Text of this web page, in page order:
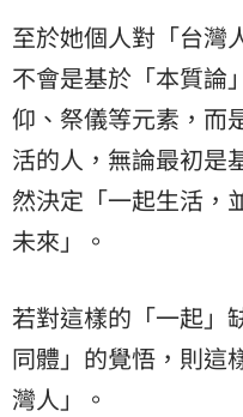
至於她個人對「台灣
不會是基於「本質論
仰、祭儀等元素，而
活的人，無論最初是
然決定「一起生活，
未來」。
若對這樣的「一起」
同體」的覺悟，則這
灣人」。